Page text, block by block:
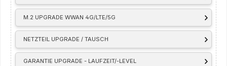
M.2 UPGRADE WWAN 4G/LTE/5G
NETZTEIL UPGRADE / TAUSCH
GARANTIE UPGRADE - LAUFZEIT/-LEVEL